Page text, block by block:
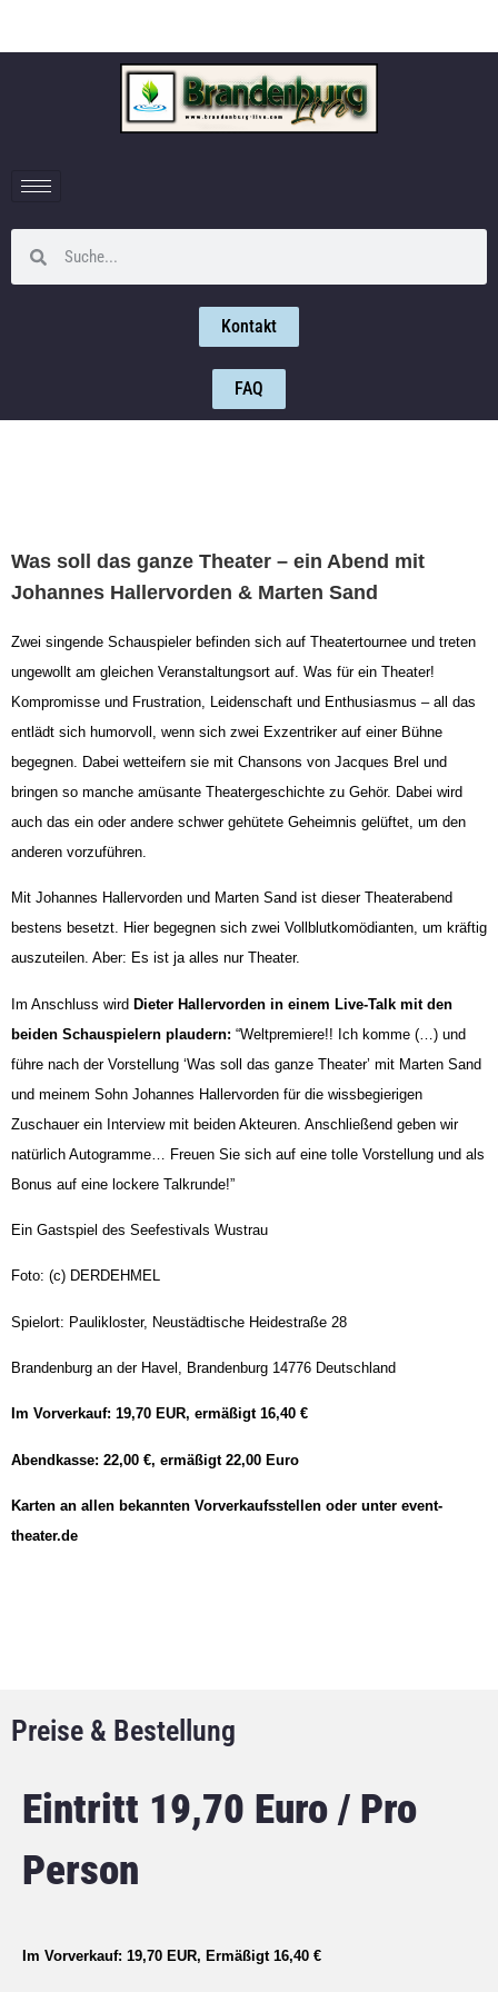
Kontakt
FAQ
Was soll das ganze Theater – ein Abend mit
Johannes Hallervorden & Marten Sand
Zwei singende Schauspieler befinden sich auf Theatertournee und treten
ungewollt am gleichen Veranstaltungsort auf. Was für ein Theater!
Kompromisse und Frustration, Leidenschaft und Enthusiasmus – all das
entlädt sich humorvoll, wenn sich zwei Exzentriker auf einer Bühne
begegnen. Dabei wetteifern sie mit Chansons von Jacques Brel und
bringen so manche amüsante Theatergeschichte zu Gehör. Dabei wird
auch das ein oder andere schwer gehütete Geheimnis gelüftet, um den
anderen vorzuführen.
Mit Johannes Hallervorden und Marten Sand ist dieser Theaterabend
bestens besetzt. Hier begegnen sich zwei Vollblutkomödianten, um kräftig
auszuteilen. Aber: Es ist ja alles nur Theater.
Im Anschluss wird Dieter Hallervorden in einem Live-Talk mit den
beiden Schauspielern plaudern: “Weltpremiere!! Ich komme (…) und
führe nach der Vorstellung ‘Was soll das ganze Theater’ mit Marten Sand
und meinem Sohn Johannes Hallervorden für die wissbegierigen
Zuschauer ein Interview mit beiden Akteuren. Anschließend geben wir
natürlich Autogramme… Freuen Sie sich auf eine tolle Vorstellung und als
Bonus auf eine lockere Talkrunde!”
Ein Gastspiel des Seefestivals Wustrau
Foto: (c) DERDEHMEL
Spielort: Paulikloster, Neustädtische Heidestraße 28
Brandenburg an der Havel, Brandenburg 14776 Deutschland
Im Vorverkauf: 19,70 EUR, ermäßigt 16,40 €
Abendkasse: 22,00 €, ermäßigt 22,00 Euro
Karten an allen bekannten Vorverkaufsstellen oder unter event-
theater.de
Preise & Bestellung
Eintritt 19,70 Euro / Pro
Person
Im Vorverkauf: 19,70 EUR, Ermäßigt 16,40 €